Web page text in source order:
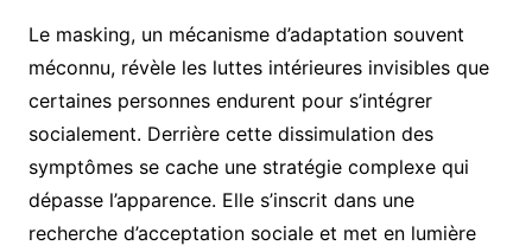
Le masking, un mécanisme d’adaptation souvent
méconnu, révèle les luttes intérieures invisibles que
certaines personnes endurent pour s’intégrer
socialement. Derrière cette dissimulation des
symptômes se cache une stratégie complexe qui
dépasse l’apparence. Elle s’inscrit dans une
recherche d’acceptation sociale et met en lumière